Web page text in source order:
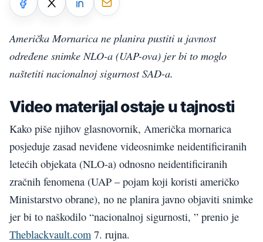
Američka Mornarica ne planira pustiti u javnost
određene snimke NLO-a (UAP-ova) jer bi to moglo
naštetiti nacionalnoj sigurnost SAD-a.
Video materijal ostaje u tajnosti
Kako piše njihov glasnovornik, Američka mornarica
posjeduje zasad neviđene videosnimke neidentificiranih
letećih objekata (NLO-a) odnosno neidentificiranih
zračnih fenomena (UAP – pojam koji koristi američko
Ministarstvo obrane), no ne planira javno objaviti snimke
jer bi to naškodilo “nacionalnoj sigurnosti, ” prenio je
Theblackvault.com 7. rujna.